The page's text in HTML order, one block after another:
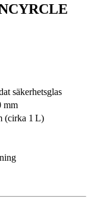
säkerhetsglas
mm
(cirka 1 L)